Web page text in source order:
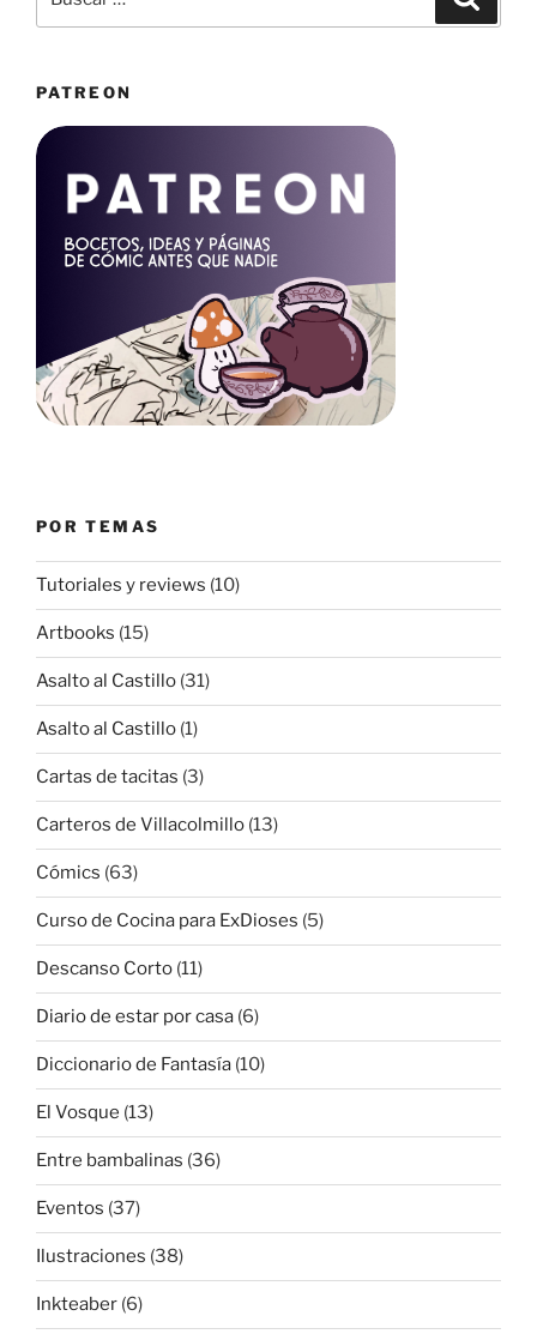
por:
PATREON
POR TEMAS
Tutoriales y reviews (10)
Artbooks (15)
Asalto al Castillo (31)
Asalto al Castillo (1)
Cartas de tacitas (3)
Carteros de Villacolmillo (13)
Cómics (63)
Curso de Cocina para ExDioses (5)
Descanso Corto (11)
Diario de estar por casa (6)
Diccionario de Fantasía (10)
El Vosque (13)
Entre bambalinas (36)
Eventos (37)
Ilustraciones (38)
Inkteaber (6)